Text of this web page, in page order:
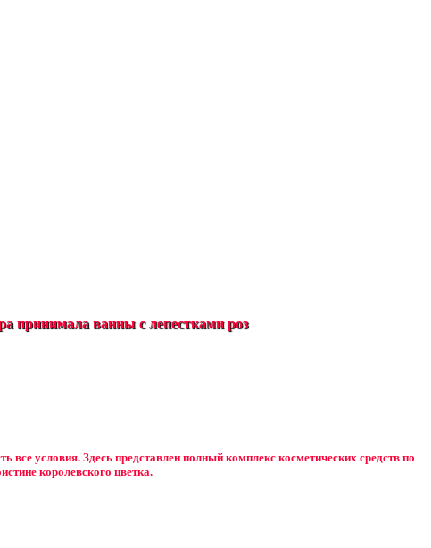
принимала ванны с лепестками роз
условия. Здесь представлен полный комплекс косметических средств по
королевского цветка.